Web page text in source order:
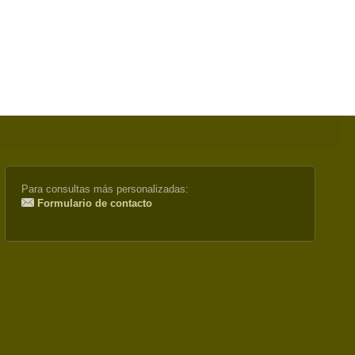
Para consultas más personalizadas:
Formulario de contacto